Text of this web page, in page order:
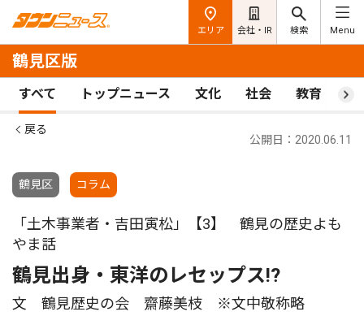
エリア 会社・IR 検索 Menu
鶴見区版
すべて トップニュース 文化 社会 教育 ス
戻る
鶴見区 コラム
公開日：2020.06.11
「土木事業者・吉田寅松」【3】 鶴見の歴史よも
やま話
鶴見出身・東洋のレセップス!?
文 鶴見歴史の会 齋藤美枝 ※文中敬称略